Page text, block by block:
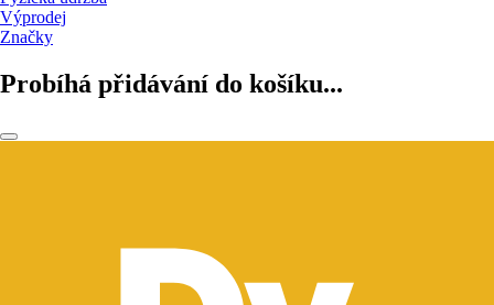
Výprodej
Značky
Probíhá přidávání do košíku...